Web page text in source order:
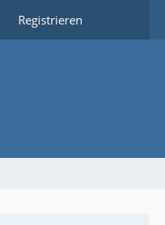
Registrieren